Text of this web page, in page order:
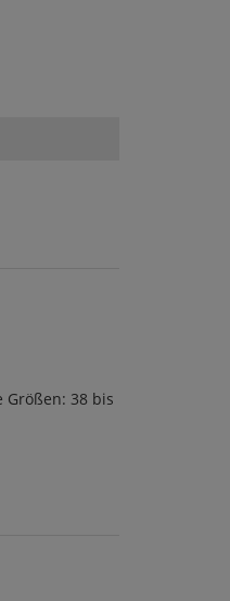
38 bis